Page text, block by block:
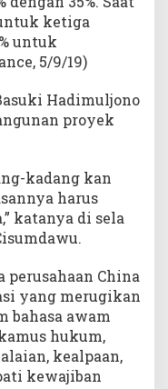
ketiga
untuk
5/9/19)
Hadimuljono
proyek
kadang kan
harus
katanya di sela
China
yang merugikan
bahasa awam
hukum,
kealpaan,
kewajiban